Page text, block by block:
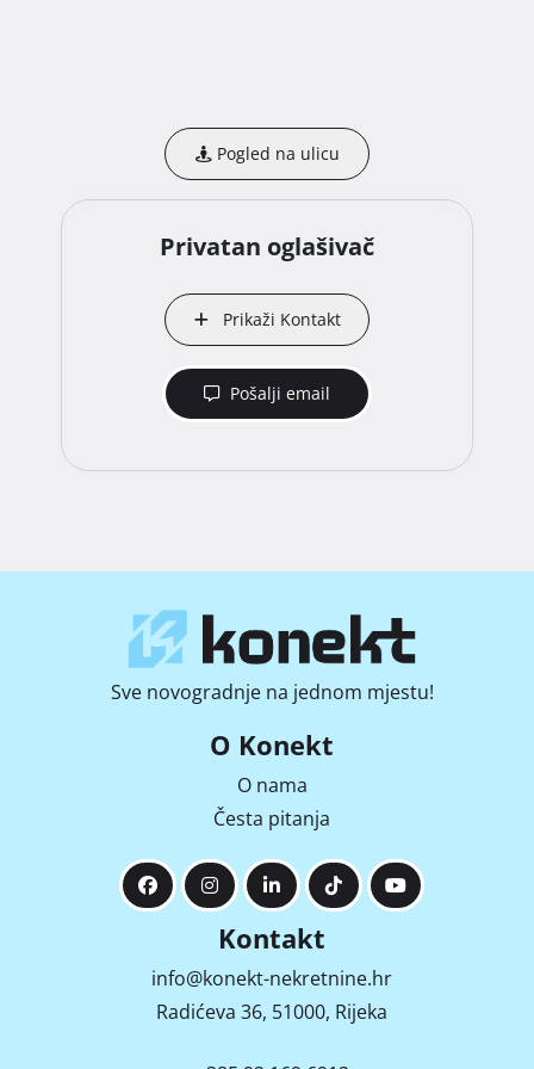
Pogled na ulicu
Privatan oglašivač
Prikaži Kontakt
Pošalji email
Sve novogradnje na jednom mjestu!
O Konekt
O nama
Česta pitanja
Kontakt
info@konekt-nekretnine.hr
Radićeva 36, 51000, Rijeka